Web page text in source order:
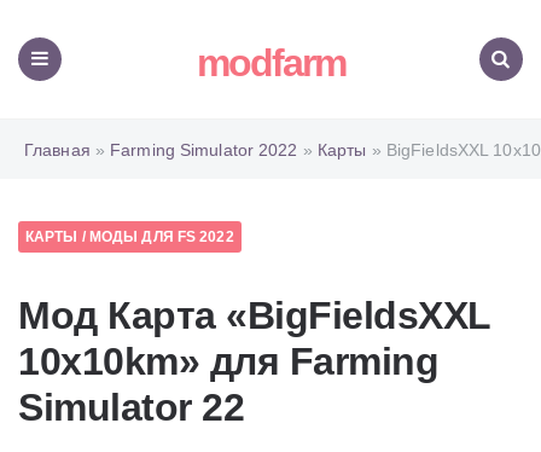
modfarm
Главная » Farming Simulator 2022 » Карты » BigFieldsXXL
КАРТЫ / МОДЫ ДЛЯ FS 2022
Мод Карта «BigFieldsXXL
10x10km» для Farming
Simulator 22